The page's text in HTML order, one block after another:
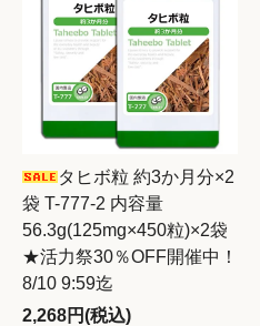
タヒボ粒 約3か月分×2
袋 T-777-2 内容量
56.3g(125mg×450粒)×2袋
★活力祭30％OFF開催中！
8/10 9:59迄
2,268円(税込)